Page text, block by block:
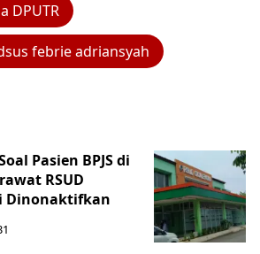
DPUTR
febrie adriansyah
Pasien BPJS di
RSUD
Dinonaktifkan